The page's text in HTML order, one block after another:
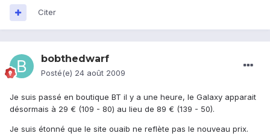
Citer
bobthedwarf
Posté(e) 24 août 2009
Je suis passé en boutique BT il y a une heure, le Galaxy apparait
désormais à 29 € (109 - 80) au lieu de 89 € (139 - 50).
Je suis étonné que le site ouaib ne reflète pas le nouveau prix.